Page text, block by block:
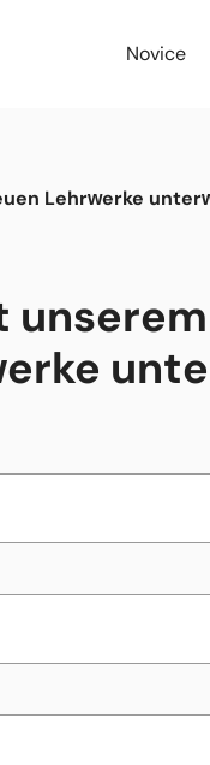
Novice
Lehrwerke